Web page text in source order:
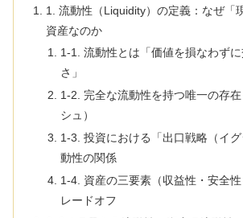
1. 流動性（Liquidity）の定義：なぜ「
資産なのか
1-1. 流動性とは「価値を損なわず
さ」
1-2. 完全な流動性を持つ唯一の存
シュ）
1-3. 投資における「出口戦略（イ
動性の関係
1-4. 資産の三要素（収益性・安全
レードオフ